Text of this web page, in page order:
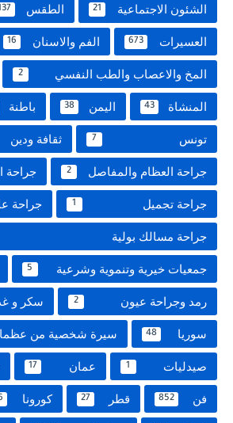
الشئون الاجتماعية 21 الطقس
العسيرات 673 الفم والاسنان 16
المخ والاعصاب والطب النفسي 2
المنشاة 43 اليمن 38 باطنة
تونس 7 ثقافة ودين
جراحة العظام والمفاصل 2 جراحة
جراحة تجميل 1 جراحة
جراحة مسالك بولية
جمعيات خيرية وتنموية وشرعية 5
رمد وجراحة عيون 2 سكر و
سوريا 48 سيرة شخصية من
صيدليات 1 عمان 17
فن 852 قطر 27 كورونا